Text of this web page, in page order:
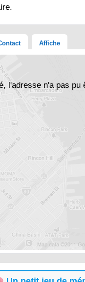
Affiche
l'adresse n'a pas pu